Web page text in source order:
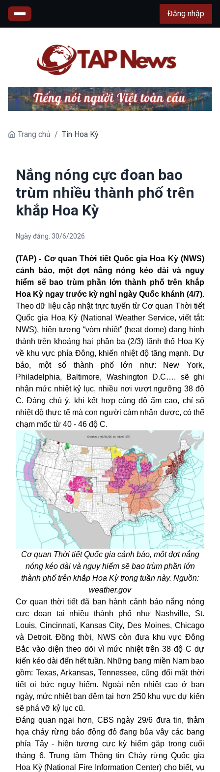
Đăng nhập
Trang chủ / Tin Hoa Kỳ
Nắng nóng cực đoan bao
trùm nhiều thành phố trên
khắp Hoa Kỳ
Ngày đăng: 30/6/2026
(TAP) - Cơ quan Thời tiết Quốc gia Hoa Kỳ (NWS)
cảnh báo, một đợt nắng nóng kéo dài và nguy
hiểm sẽ bao trùm phần lớn thành phố trên khắp
Hoa Kỳ ngay trước kỳ nghỉ ngày Quốc khánh (4/7).
Theo dữ liệu cập nhật trực tuyến từ Cơ quan Thời tiết
Quốc gia Hoa Kỳ (National Weather Service, viết tắt:
NWS), hiện tượng “vòm nhiệt” (heat dome) đang hình
thành trên khoảng hai phần ba (2/3) lãnh thổ Hoa Kỳ
về khu vực phía Đông, khiến nhiệt độ tăng mạnh. Dự
báo, một số thành phố lớn như: New York,
Philadelphia, Baltimore, Washington D.C…. sẽ ghi
nhận mức nhiệt kỷ lục, nhiều nơi vượt ngưỡng 38 độ
C. Đáng chú ý, khi kết hợp cùng độ ẩm cao, chỉ số
nhiệt độ thực tế mà con người cảm nhận được, có thể
chạm mốc từ 40 - 46 độ C.
Cơ quan Thời tiết Quốc gia cảnh báo, một đợt nắng
nóng kéo dài và nguy hiểm sẽ bao trùm phần lớn
thành phố trên khắp Hoa Kỳ trong tuần này. Nguồn:
weather.gov
Cơ quan thời tiết đã ban hành cảnh báo nắng nóng
cực đoan tại nhiều thành phố như Nashville, St.
Louis, Cincinnati, Kansas City, Des Moines, Chicago
và Detroit. Đồng thời, NWS còn đưa khu vực Đông
Bắc vào diện theo dõi vì mức nhiệt trên 38 độ C dự
kiến kéo dài đến hết tuần. Những bang miền Nam bao
gồm: Texas, Arkansas, Tennessee, cũng đối mặt thời
tiết oi bức nguy hiểm. Ngoài nền nhiệt cao ở ban
ngày, mức nhiệt ban đêm tại hơn 250 khu vực dự kiến
sẽ phá vỡ kỷ lục cũ.
Đáng quan ngại hơn, CBS ngày 29/6 đưa tin, thảm
họa cháy rừng báo động đỏ đang bủa vây các bang
phía Tây - hiện tượng cực kỳ hiếm gặp trong cuối
tháng 6. Trung tâm Thông tin Cháy rừng Quốc gia
Hoa Kỳ (National Fire Information Center) cho biết, vụ